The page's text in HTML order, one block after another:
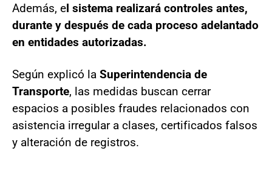
Además, el sistema realizará controles antes,
durante y después de cada proceso adelantado
en entidades autorizadas.
Según explicó la Superintendencia de
Transporte, las medidas buscan cerrar
espacios a posibles fraudes relacionados con
asistencia irregular a clases, certificados falsos
y alteración de registros.